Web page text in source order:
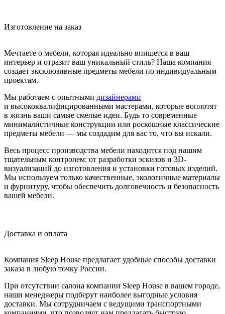
Изготовление на заказ
Мечтаете о мебели, которая идеально впишется в ваш
интерьер и отразит ваш уникальный стиль? Наша компания
создает эксклюзивные предметы мебели по индивидуальным
проектам.
Мы работаем с опытными дизайнерами
и высококвалифицированными мастерами, которые воплотят
в жизнь ваши самые смелые идеи. Будь то современные
минималистичные конструкции или роскошные классические
предметы мебели — мы создадим для вас то, что вы искали.
Весь процесс производства мебели находится под нашим
тщательным контролем: от разработки эскизов и 3D-
визуализаций до изготовления и установки готовых изделий.
Мы используем только качественные, экологичные материалы
и фурнитуру, чтобы обеспечить долговечность и безопасность
вашей мебели.
Доставка и оплата
Компания Sleep House предлагает удобные способы доставки
заказа в любую точку России.
При отсутствии салона компании Sleep House в вашем городе,
наши менеджеры подберут наиболее выгодные условия
доставки. Мы сотрудничаем с ведущими транспортными